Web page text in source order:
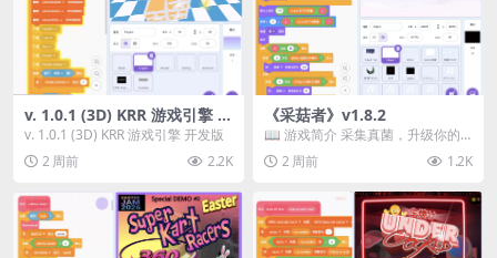
v. 1.0.1 (3D) KRR 游戏引擎 开
发版
v. 1.0.1 (3D) KRR 游戏引擎 开发版
2 周前
2.2K
《采菇者》v1.8.2
📖 游戏简介 采集真菌，升级你的
机体，并前往未知领域探索。 这是
一款静谧的探索冒...
2 周前 1.2K